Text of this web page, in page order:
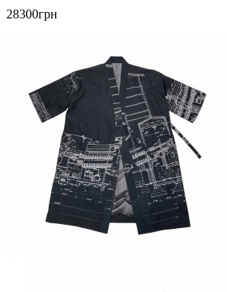
28300грн